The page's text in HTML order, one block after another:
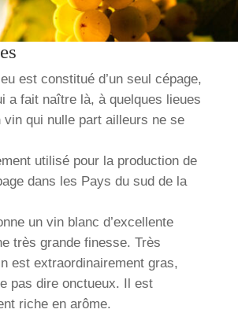
est constitué d’un seul cépage,
a fait naître là, à quelques lieues
vin qui nulle part ailleurs ne se
utilisé pour la production de
dans les Pays du sud de la
un vin blanc d’excellente
très grande finesse. Très
est extraordinairement gras,
pas dire onctueux. Il est
riche en arôme.